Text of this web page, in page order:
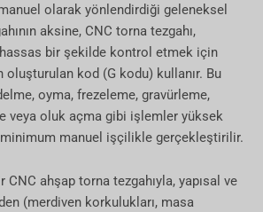
olarak yönlendirdiği geleneksel
aksine, CNC torna tezgahı,
bir şekilde kontrol etmek için
oluşturulan kod (G kodu) kullanır. Bu
oyma, frezeleme, gravürleme,
veya oluk açma gibi işlemler yüksek
manuel işçilikle gerçekleştirilir.
CNC ahşap torna tezgahıyla, yapısal ve
(merdiven korkulukları, masa